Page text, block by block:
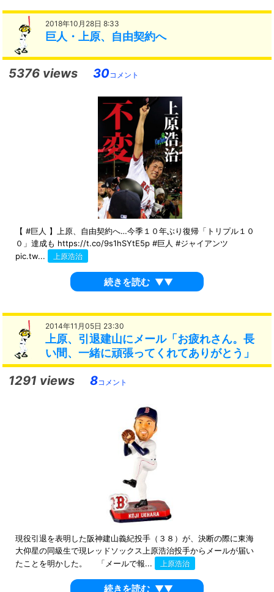
2018年10月28日 8:33
巨人・上原、自由契約へ
5376 views 30コメント
【 #巨人 】上原、自由契約へ…今季１０年ぶり復帰「トリプル１０
０」達成も https://t.co/9s1hSYtE5p #巨人 #ジャイアンツ
pic.tw...
上原浩治
続きを読む ▼▼
2014年11月05日 23:30
上原、引退建山にメール「お疲れさん。長
い間、一緒に頑張ってくれてありがとう」
1291 views 8コメント
現役引退を表明した阪神建山義紀投手（３８）が、決断の際に東海
大仰星の同級生で現レッドソックス上原浩治投手からメールが届い
たことを明かした。 「メールで報...
上原浩治
続きを読む ▼▼